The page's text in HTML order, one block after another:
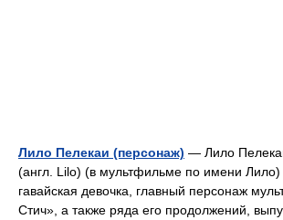
Лило Пелекаи (персонаж) — Лило
(англ. Lilo) (в мультфильме по имени Лило)
гавайская девочка, главный персонаж
Стич», а также ряда его продолжений,